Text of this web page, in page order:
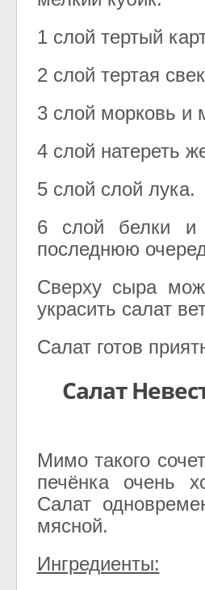
1 слой тертый
2 слой тертая
3 слой морковь и
4 слой натереть
5 слой слой лука.
6 слой белки и
последнюю
Сверху сыра
украсить салат
Салат готов
Салат
Мимо такого
печёнка очень
Салат
мясной.
Ингредиенты: